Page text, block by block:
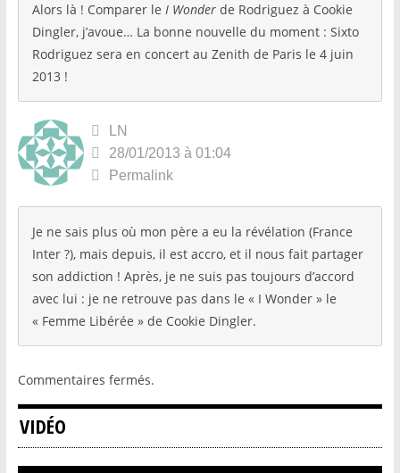
Alors là ! Comparer le I Wonderde Rodriguez à Cookie
Dingler, j’avoue… La bonne nouvelle du moment : Sixto
Rodriguez sera en concert au Zenith de Paris le 4 juin
2013 !
LN
28/01/2013 à 01:04
Permalink
Je ne sais plus où mon père a eu la révélation (France
Inter ?), mais depuis, il est accro, et il nous fait partager
son addiction ! Après, je ne suis pas toujours d’accord
avec lui : je ne retrouve pas dans le « I Wonder » le
« Femme Libérée » de Cookie Dingler.
Commentaires fermés.
VIDÉO